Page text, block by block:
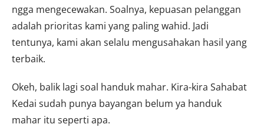
ngga mengecewakan. Soalnya, kepuasan pelanggan
adalah prioritas kami yang paling wahid. Jadi
tentunya, kami akan selalu mengusahakan hasil yang
terbaik.
Okeh, balik lagi soal handuk mahar. Kira-kira Sahabat
Kedai sudah punya bayangan belum ya handuk
mahar itu seperti apa.